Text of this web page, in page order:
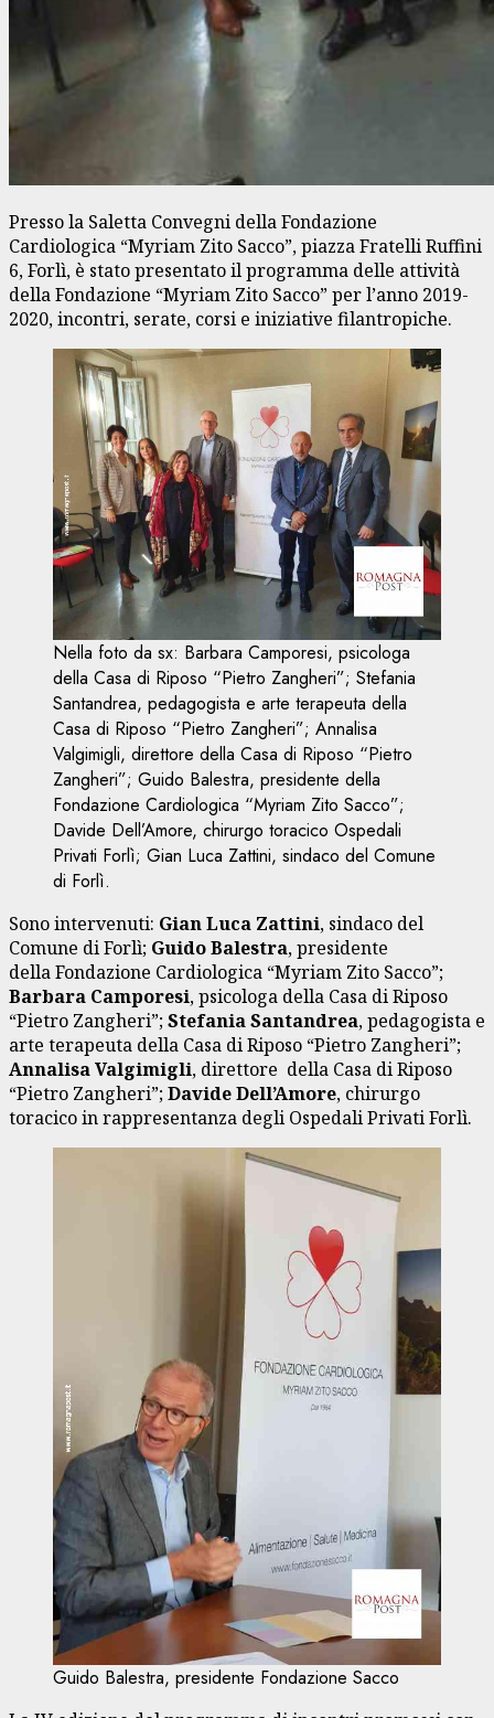
Presso la Saletta Convegni della Fondazione
Cardiologica “Myriam Zito Sacco”, piazza Fratelli Ruffini
6, Forlì, è stato presentato il programma delle attività
della Fondazione “Myriam Zito Sacco” per l’anno 2019-
2020, incontri, serate, corsi e iniziative filantropiche.
Nella foto da sx: Barbara Camporesi, psicologa
della Casa di Riposo “Pietro Zangheri”; Stefania
Santandrea, pedagogista e arte terapeuta della
Casa di Riposo “Pietro Zangheri”; Annalisa
Valgimigli, direttore della Casa di Riposo “Pietro
Zangheri”; Guido Balestra, presidente della
Fondazione Cardiologica “Myriam Zito Sacco”;
Davide Dell’Amore, chirurgo toracico Ospedali
Privati Forlì; Gian Luca Zattini, sindaco del Comune
di Forlì.
Sono intervenuti: Gian Luca Zattini, sindaco del
Comune di Forlì; Guido Balestra, presidente
della Fondazione Cardiologica “Myriam Zito Sacco”;
Barbara Camporesi, psicologa della Casa di Riposo
“Pietro Zangheri”; Stefania Santandrea, pedagogista e
arte terapeuta della Casa di Riposo “Pietro Zangheri”;
Annalisa Valgimigli, direttore della Casa di Riposo
“Pietro Zangheri”; Davide Dell’Amore, chirurgo
toracico in rappresentanza degli Ospedali Privati Forlì.
Guido Balestra, presidente Fondazione Sacco